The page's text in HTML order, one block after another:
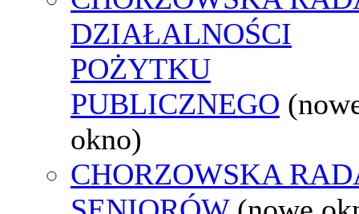
DZIAŁALNOŚCI
POŻYTKU
PUBLICZNEGO
okno)
CHORZOWSKA